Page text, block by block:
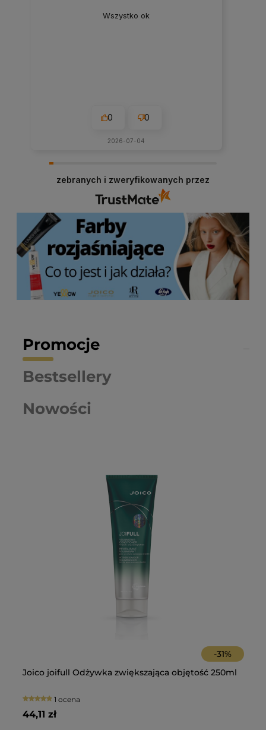
Wszystko ok
0 0
2026-07-04
zebranych i zweryfikowanych przez
Promocje
Nowości
Bestsellery
-31%
Joico joifull Odżywka zwiększająca objętość 250ml
1 ocena
44,11 zł